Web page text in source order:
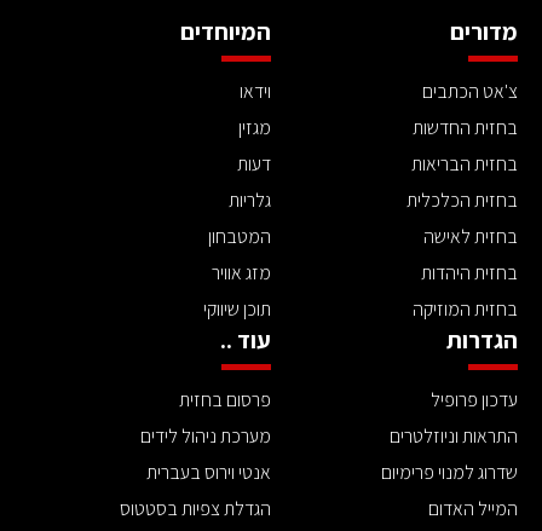
מדורים
צ'אט הכתבים
בחזית החדשות
בחזית הבריאות
בחזית הכלכלית
בחזית לאישה
בחזית היהדות
בחזית המוזיקה
המיוחדים
וידאו
מגזין
דעות
גלריות
המטבחון
מזג אוויר
תוכן שיווקי
הגדרות
עדכון פרופיל
התראות וניוזלטרים
שדרוג למנוי פרימיום
המייל האדום
עוד ..
פרסום בחזית
מערכת ניהול לידים
אנטי וירוס בעברית
הגדלת צפיות בסטטוס